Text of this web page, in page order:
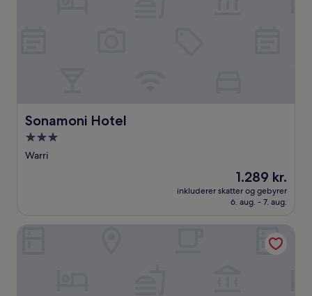
Sonamoni Hotel
Sonamoni Hotel
3.0-
stjernet
Warri
Prisen
er
1.289 kr.
1.289 kr.
inkluderer skatter og gebyrer
6. aug. - 7. aug.